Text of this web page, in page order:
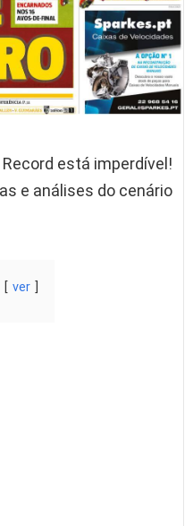
está imperdível!
e análises do cenário
ver